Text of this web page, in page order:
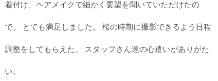
着付け、ヘアメイクで細かく要望を聞いていただけたの
で、 とても満足しました。 桜の時期に撮影できるよう日程
調整をしてもらえた。 スタッフさん達の心遣いがありがた
い。